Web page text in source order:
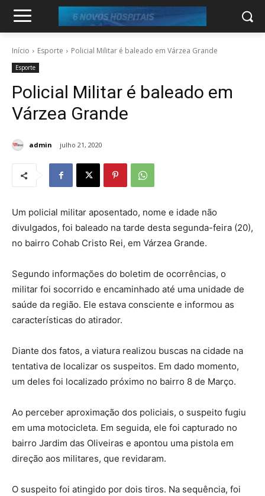
Início Esporte Policial Militar é baleado em Várzea Grande
Esporte
Policial Militar é baleado em
Várzea Grande
admin julho 21, 2020
Um policial militar aposentado, nome e idade não
divulgados, foi baleado na tarde desta segunda-feira (20),
no bairro Cohab Cristo Rei, em Várzea Grande.
Segundo informações do boletim de ocorrências, o
militar foi socorrido e encaminhado até uma unidade de
saúde da região. Ele estava consciente e informou as
características do atirador.
Diante dos fatos, a viatura realizou buscas na cidade na
tentativa de localizar os suspeitos. Em dado momento,
um deles foi localizado próximo no bairro 8 de Março.
Ao perceber aproximação dos policiais, o suspeito fugiu
em uma motocicleta. Em seguida, ele foi capturado no
bairro Jardim das Oliveiras e apontou uma pistola em
direção aos militares, que revidaram.
O suspeito foi atingido por dois tiros. Na sequência, foi